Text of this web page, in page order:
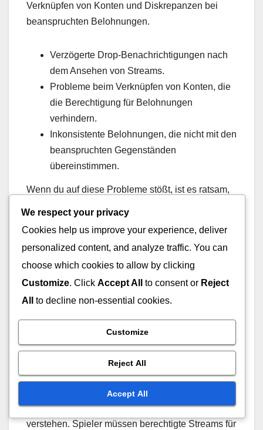
Verknüpfen von Konten und Diskrepanzen bei
beanspruchten Belohnungen.
Verzögerte Drop-Benachrichtigungen nach
dem Ansehen von Streams.
Probleme beim Verknüpfen von Konten, die
die Berechtigung für Belohnungen
verhindern.
Inkonsistente Belohnungen, die nicht mit den
beanspruchten Gegenständen
übereinstimmen.
Wenn du auf diese Probleme stößt, ist es ratsam,
Spieler haben festgestellt, dass das Aktualisieren
ihrer Twitch- und Bungie-Konten einige dieser
Probleme lösen kann.
Auswirkungen von
Updates auf die Drop-
Berechtigung
Aktuelle Updates haben die Kriterien für die Drop-
Berechtigung verfeinert, was es für Spieler
unerlässlich macht, die neuen Anforderungen zu
verstehen. Spieler müssen berechtigte Streams für
We respect your privacy
Cookies help us improve your experience, deliver
personalized content, and analyze traffic. You can
choose which cookies to allow by clicking
Customize. Click Accept All to consent or Reject
All
to decline non-essential cookies.
Customize
Reject All
Accept All